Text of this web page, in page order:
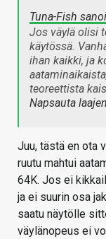
Tuna-Fish sanoi
Jos väylä olisi
käytössä.
ihan kaikki, ja
teoreettista
Napsauta
Juu, tästä en ota
ruutu mahtui
64K. Jos ei
ja ei suurin osa
saatu näytölle
väylänopeus ei